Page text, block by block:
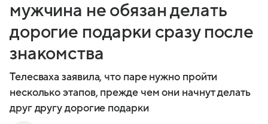
мужчина не обязан делать
дорогие подарки сразу после
знакомства
Телесваха заявила, что паре нужно пройти
несколько этапов, прежде чем они начнут делать
друг другу дорогие подарки